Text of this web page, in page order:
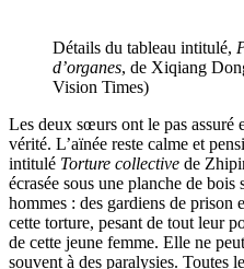
Détails du tableau intitulé,
d’organes, de Xiqiang
Vision Times)
Les deux sœurs ont le pas assuré
vérité. L’aïnée reste calme et
intitulé Torture collective de
écrasée sous une planche de
hommes : des gardiens de prison
cette torture, pesant de tout leur
de cette jeune femme. Elle ne
souvent à des paralysies. Toutes